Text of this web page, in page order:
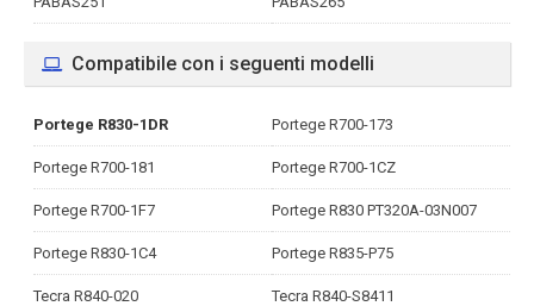
Compatibile con i seguenti modelli
Portege R830-1DR Portege R700-173
Portege R700-181 Portege R700-1CZ
Portege R700-1F7 Portege R830 PT320A-03N007
Portege R830-1C4 Portege R835-P75
Tecra R840-020 Tecra R840-S8411